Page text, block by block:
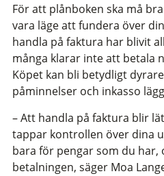
För att plånboken ska må
vara läge att fundera över
handla på faktura har blivit
många klarar inte att betala
Köpet kan bli betydligt
påminnelser och inkasso
– Att handla på faktura blir
tappar kontrollen över dina
bara för pengar som du har,
betalningen, säger Moa